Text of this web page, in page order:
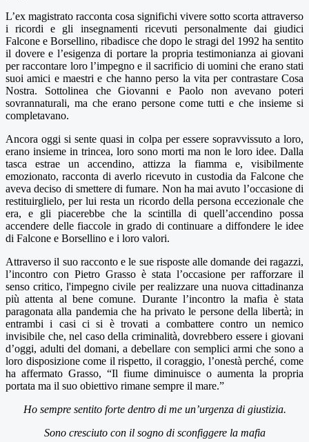
L’ex magistrato racconta cosa significhi vivere sotto scorta attraverso
i ricordi e gli insegnamenti ricevuti personalmente dai giudici
Falcone e Borsellino, ribadisce che dopo le stragi del 1992 ha sentito
il dovere e l’esigenza di portare la propria testimonianza ai giovani
per raccontare loro l’impegno e il sacrificio di uomini che erano stati
suoi amici e maestri e che hanno perso la vita per contrastare Cosa
Nostra. Sottolinea che Giovanni e Paolo non avevano poteri
sovrannaturali, ma che erano persone come tutti e che insieme si
completavano.
Ancora oggi si sente quasi in colpa per essere sopravvissuto a loro,
erano insieme in trincea, loro sono morti ma non le loro idee. Dalla
tasca estrae un accendino, attizza la fiamma e, visibilmente
emozionato, racconta di averlo ricevuto in custodia da Falcone che
aveva deciso di smettere di fumare. Non ha mai avuto l’occasione di
restituirglielo, per lui resta un ricordo della persona eccezionale che
era, e gli piacerebbe che la scintilla di quell’accendino possa
accendere delle fiaccole in grado di continuare a diffondere le idee
di Falcone e Borsellino e i loro valori.
Attraverso il suo racconto e le sue risposte alle domande dei ragazzi,
l’incontro con Pietro Grasso è stata l’occasione per rafforzare il
senso critico, l'impegno civile per realizzare una nuova cittadinanza
più attenta al bene comune. Durante l’incontro la mafia è stata
paragonata alla pandemia che ha privato le persone della libertà; in
entrambi i casi ci si è trovati a combattere contro un nemico
invisibile che, nel caso della criminalità, dovrebbero essere i giovani
d’oggi, adulti del domani, a debellare con semplici armi che sono a
loro disposizione come il rispetto, il coraggio, l’onestà perché, come
ha affermato Grasso, “Il fiume diminuisce o aumenta la propria
portata ma il suo obiettivo rimane sempre il mare.”
Ho sempre sentito forte dentro di me un’urgenza di giustizia.
Sono cresciuto con il sogno di sconfiggere la mafia